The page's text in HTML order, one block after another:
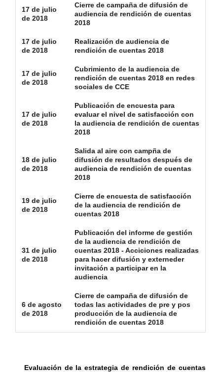
17 de julio
de 2018
Cierre de campaña de difusión de
audiencia de rendición de cuentas
2018
17 de julio
de 2018
Realización de audiencia de
rendición de cuentas 2018
17 de julio
de 2018
Cubrimiento de la audiencia de
rendición de cuentas 2018 en redes
sociales de CCE
17 de julio
de 2018
Publicación de encuesta para
evaluar el nivel de satisfacción con
la audiencia de rendición de cuentas
2018
18 de julio
de 2018
Salida al aire con campña de
difusión de resultados después de
audiencia de rendición de cuentas
2018
19 de julio
de 2018
Cierre de encuesta de satisfacción
de la audiencia de rendición de
cuentas 2018
31 de julio
de 2018
Publicación del informe de gestión
de la audiencia de rendición de
cuentas 2018 - Acciciones realizadas
para hacer difusión y externeder
invitación a participar en la
audiencia
6 de agosto
de 2018
Cierre de campaña de difusión de
todas las actividades de pre y pos
producción de la audiencia de
rendición de cuentas 2018
Evaluación de la estrategia de rendición de cuentas